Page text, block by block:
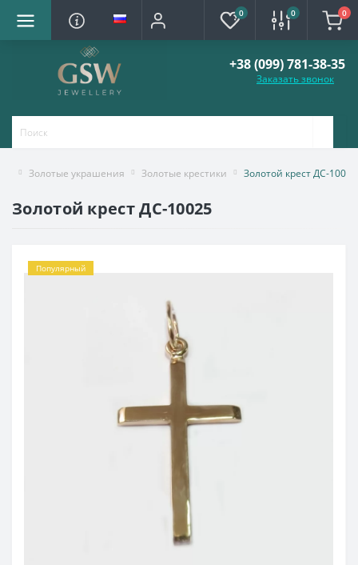
0 0 0
+38 (099) 781-38-35
Заказать звонок
Золотые украшения Золотые крестики Золотой крест ДС-10025
Золотой крест ДС-10025
Популярный